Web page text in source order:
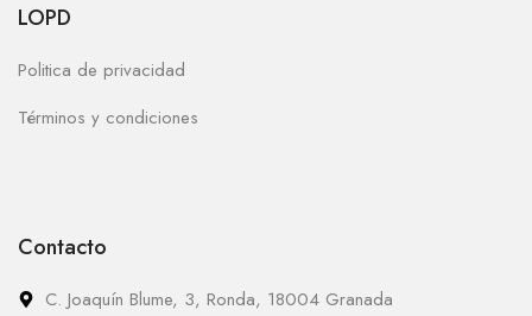
LOPD
Politica de privacidad
Términos y condiciones
Contacto
C. Joaquín Blume, 3, Ronda, 18004 Granada